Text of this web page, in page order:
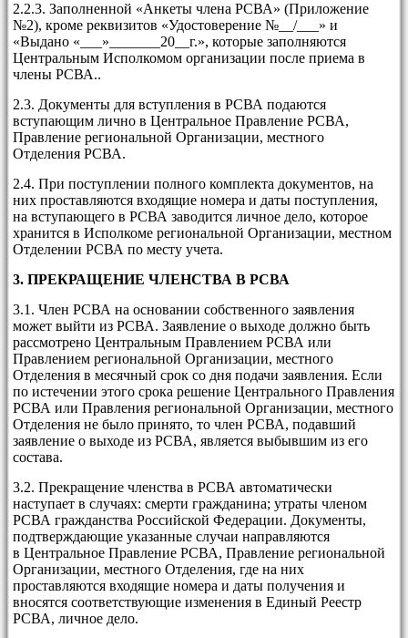
2.2.3. Заполненной «Анкеты члена РСВА» (Приложение
№2), кроме реквизитов «Удостоверение №__/___» и
«Выдано «___»_______20__г.», которые заполняются
Центральным Исполкомом организации после приема в
члены РСВА..
2.3. Документы для вступления в РСВА подаются
вступающим лично в Центральное Правление РСВА,
Правление региональной Организации, местного
Отделения РСВА.
2.4. При поступлении полного комплекта документов, на
них проставляются входящие номера и даты поступления,
на вступающего в РСВА заводится личное дело, которое
хранится в Исполкоме региональной Организации, местном
Отделении РСВА по месту учета.
3. ПРЕКРАЩЕНИЕ ЧЛЕНСТВА В РСВА
3.1. Член РСВА на основании собственного заявления
может выйти из РСВА. Заявление о выходе должно быть
рассмотрено Центральным Правлением РСВА или
Правлением региональной Организации, местного
Отделения в месячный срок со дня подачи заявления. Если
по истечении этого срока решение Центрального Правления
РСВА или Правления региональной Организации, местного
Отделения не было принято, то член РСВА, подавший
заявление о выходе из РСВА, является выбывшим из его
состава.
3.2. Прекращение членства в РСВА автоматически
наступает в случаях: смерти гражданина; утраты членом
РСВА гражданства Российской Федерации. Документы,
подтверждающие указанные случаи направляются
в Центральное Правление РСВА, Правление региональной
Организации, местного Отделения, где на них
проставляются входящие номера и даты получения и
вносятся соответствующие изменения в Единый Реестр
РСВА, личное дело.